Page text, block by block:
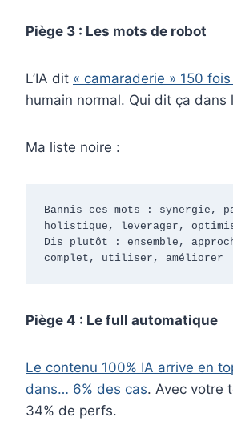
Piège 3 : Les mots de robot
L’IA dit « camaraderie » 150
humain normal. Qui dit ça dans
Ma liste noire :
Bannis ces mots : synergie,
holistique, leverager,
Dis plutôt : ensemble,
complet, utiliser, améliorer
Piège 4 : Le full automatique
Le contenu 100% IA arrive en
dans… 6% des cas. Avec votre
34% de perfs.